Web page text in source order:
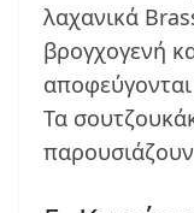
λαχανικά
βρογχογενή
Τα